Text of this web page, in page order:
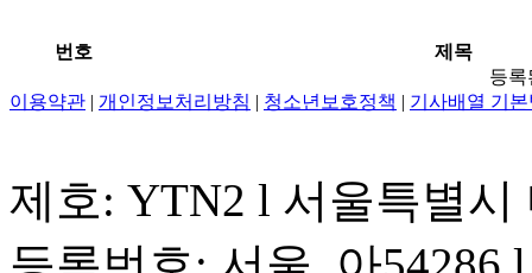
번호
제목
등록
이용약관 | 개인정보처리방침 | 청소년보호정책 | 기사배열 기
제호: YTN2 l 서울특별